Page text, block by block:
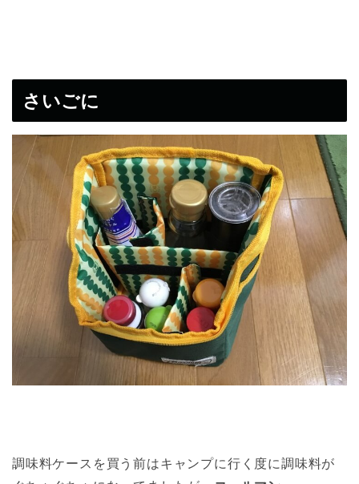
さいごに
調味料ケースを買う前はキャンプに行く度に調味料が